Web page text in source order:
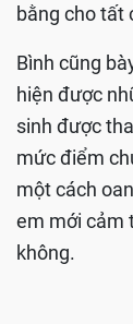
bằng cho tất
Bình cũng
hiện được
sinh được
mức điểm
một cách
em mới cảm
không.